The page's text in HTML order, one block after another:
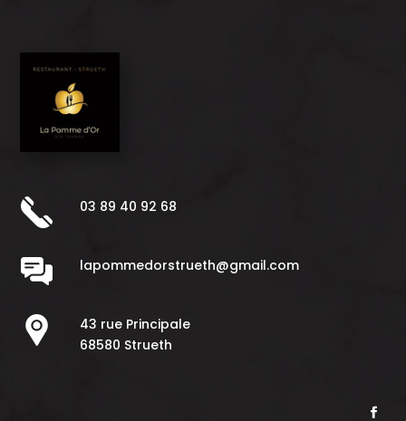
03 89 40 92 68
lapommedorstrueth@gmail.com
43 rue Principale
68580 Strueth